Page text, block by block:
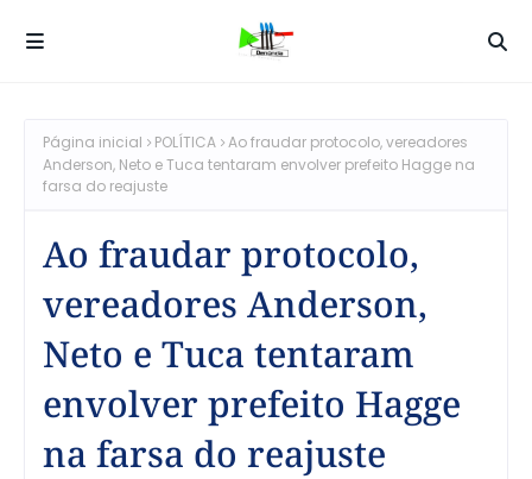
Página inicial POLÍTICA Ao fraudar protocolo, vereadores
Anderson, Neto e Tuca tentaram envolver prefeito Hagge na
farsa do reajuste
Ao fraudar protocolo,
vereadores Anderson,
Neto e Tuca tentaram
envolver prefeito Hagge
na farsa do reajuste